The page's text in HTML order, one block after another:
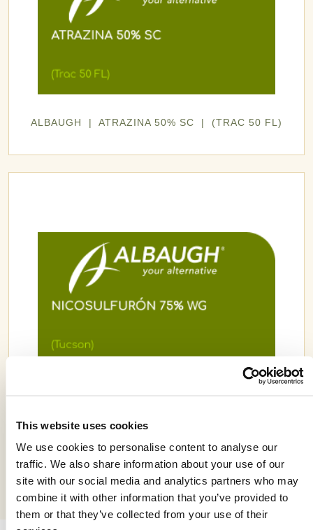
This website uses cookies
We use cookies to personalise content to analyse our
traffic. We also share information about your use of our
site with our social media and analytics partners who may
combine it with other information that you’ve provided to
them or that they’ve collected from your use of their
ALBAUGH | ATRAZINA 50% SC | (TRAC 50 FL)